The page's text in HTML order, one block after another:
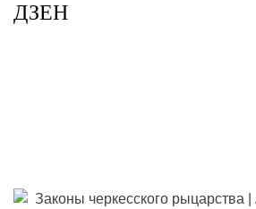
ДЗЕН